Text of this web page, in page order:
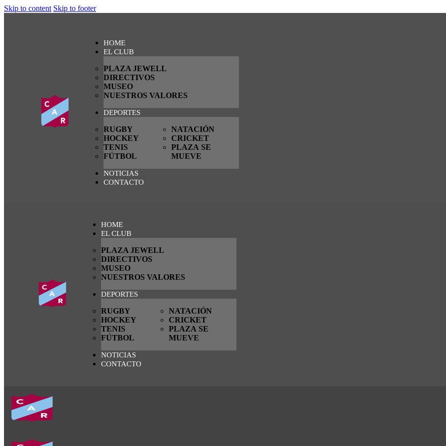
Skip to content Skip to footer
HOME
EL CLUB
PLAZA JEWELL
DIRECTIVOS
MUSEO
NUESTROS VALORES
DEPORTES
RUGBY
HOCKEY
TENIS
FÚTBOL
NATACIÓN
CRICKET
PLAZA SE
MUEVE
NOTICIAS
CONTACTO
HOME
EL CLUB
PLAZA JEWELL
DIRECTIVOS
MUSEO
NUESTROS VALORES
DEPORTES
RUGBY
HOCKEY
TENIS
FÚTBOL
NATACIÓN
CRICKET
PLAZA SE
MUEVE
NOTICIAS
CONTACTO